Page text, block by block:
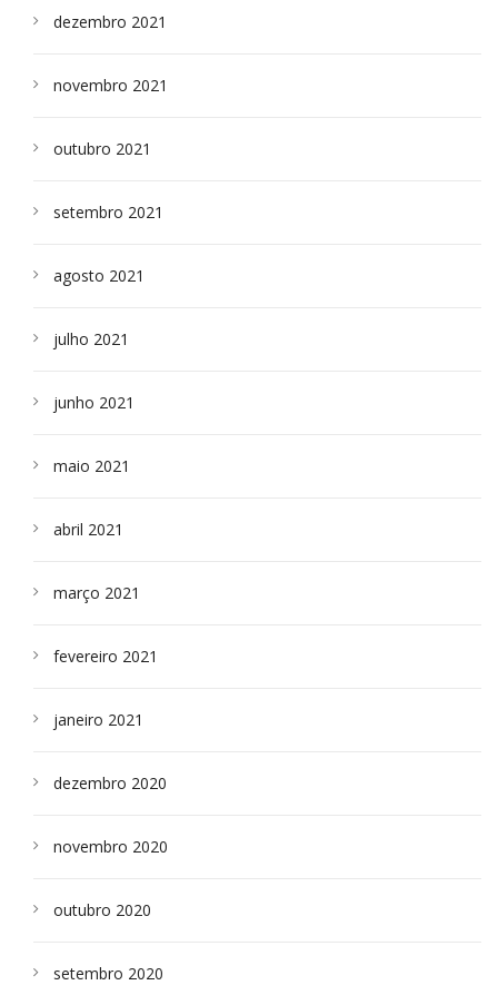
dezembro 2021
novembro 2021
outubro 2021
setembro 2021
agosto 2021
julho 2021
junho 2021
maio 2021
abril 2021
março 2021
fevereiro 2021
janeiro 2021
dezembro 2020
novembro 2020
outubro 2020
setembro 2020